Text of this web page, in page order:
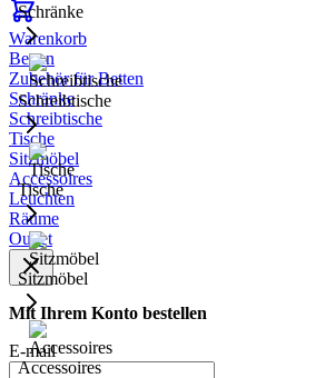
Warenkorb
Schränke
Schreibtische
Tische
Sitzmöbel
Accessoires
Betten
Zubehör für Betten
Schränke
Schreibtische
Tische
Sitzmöbel
Accessoires
Leuchten
Räume
Outlet
Mit Ihrem Konto bestellen
E-mail